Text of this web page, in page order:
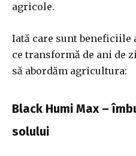
agricole.
Iată care sunt beneficiile
ce transformă de ani de
să abordăm agricultura:
Black Humi Max –
solului